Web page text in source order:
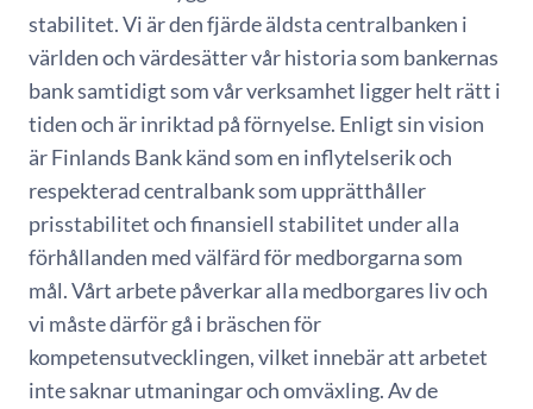
stabilitet. Vi är den fjärde äldsta centralbanken i
världen och värdesätter vår historia som bankernas
bank samtidigt som vår verksamhet ligger helt rätt i
tiden och är inriktad på förnyelse. Enligt sin vision
är Finlands Bank känd som en inflytelserik och
respekterad centralbank som upprätthåller
prisstabilitet och finansiell stabilitet under alla
förhållanden med välfärd för medborgarna som
mål. Vårt arbete påverkar alla medborgares liv och
vi måste därför gå i bräschen för
kompetensutvecklingen, vilket innebär att arbetet
inte saknar utmaningar och omväxling. Av de